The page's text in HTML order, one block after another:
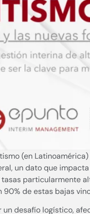
(en
un dato que
particularmente
de estas bajas
desafío logístico,